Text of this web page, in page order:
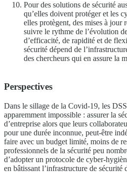
Pour des solutions de sécurité
qu’elles doivent protéger et les
elles protègent, des mises à jour
suivre le rythme de l’évolution
d’efficacité, de rapidité et de
sécurité dépend de
des chercheurs qui en assure la
Perspectives
Dans le sillage de la Covid-19, les
apparemment impossible : assurer la
d’entreprise alors que leurs
pour une durée inconnue, peut-être
faire avec un budget limité, moins de
professionnels de la sécurité peu
d’adopter un protocole de cyber-
en bâtissant l’infrastructure de sécurité